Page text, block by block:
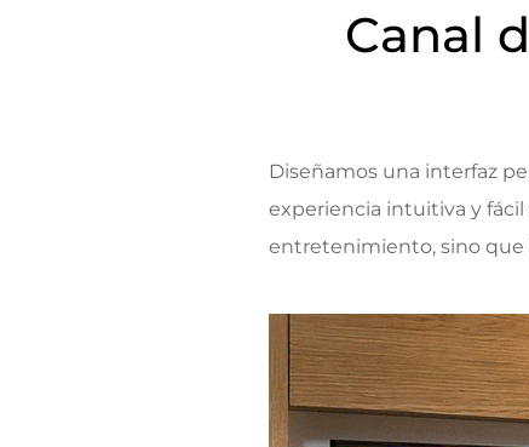
Canal
Diseñamos una interfaz
experiencia intuitiva y fácil
entretenimiento, sino que